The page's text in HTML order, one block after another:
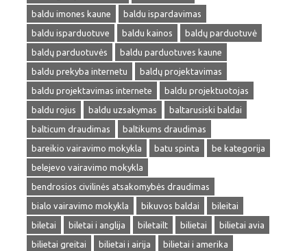
baldu imones kaune
baldu ispardavimas
baldu isparduotuve
baldu kainos
baldų parduotuvė
baldų parduotuvės
baldu parduotuves kaune
baldu prekyba internetu
baldų projektavimas
baldu projektavimas internete
baldu projektuotojas
baldu rojus
baldu uzsakymas
baltarusiski baldai
balticum draudimas
baltikums draudimas
bareikio vairavimo mokykla
batu spinta
be kategorija
belejevo vairavimo mokykla
bendrosios civilinės atsakomybės draudimas
bialo vairavimo mokykla
bikuvos baldai
bileitai
biletai
biletai i anglija biletailt bilietai
bilietai avia
bilietai greitai
bilietai i airija
bilietai i amerika